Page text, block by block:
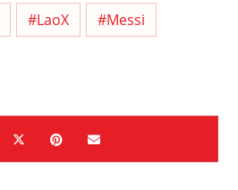
#LaoX #Messi